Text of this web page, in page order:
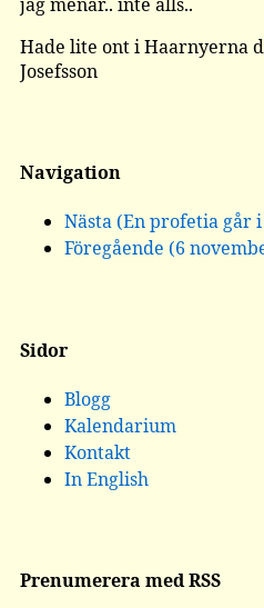
Hade lite ont i Haarnyerna
Josefsson
Navigation
Nästa (En profetia går
Föregående (6
Sidor
Blogg
Kalendarium
Kontakt
In English
Prenumerera med RSS